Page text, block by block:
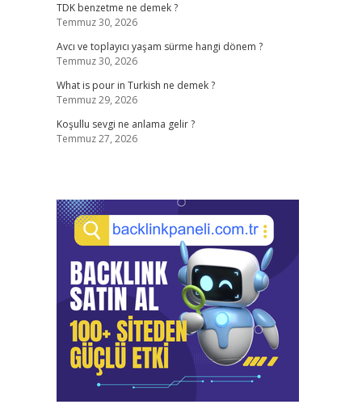
TDK benzetme ne demek ?
Temmuz 30, 2026
Avcı ve toplayıcı yaşam sürme hangi dönem ?
Temmuz 30, 2026
What is pour in Turkish ne demek ?
Temmuz 29, 2026
Koşullu sevgi ne anlama gelir ?
Temmuz 27, 2026